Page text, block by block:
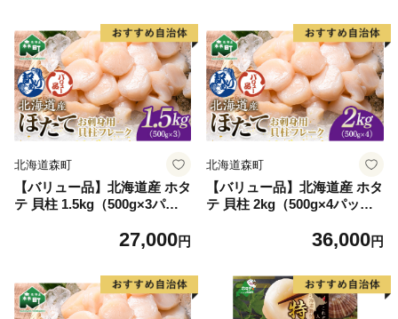
貝類 おつまみ 海鮮丼 魚介類
貝柱 ふるさと納税 北海道 訳
あり mr1-1257
丼 魚介類 貝柱 ふるさと納税
北海道 訳あり mr1-1258
北海道森町
【バリュー品】北海道産 ホタ
テ 貝柱 1.5kg（500g×3パッ
冷凍 ＜海鮮問屋 株式会社
まみ 海鮮丼 魚介類 貝柱 ふる
さと納税 北海道 訳あり mr1-
27,000円
北海道森町
【バリュー品】北海道産 ホタ
テ 貝柱 2kg（500g×4パッ
冷凍 ＜海鮮問屋 株式会社
まみ 海鮮丼 魚介類 貝柱 ふる
さと納税 北海道 訳あり mr1-
36,000円